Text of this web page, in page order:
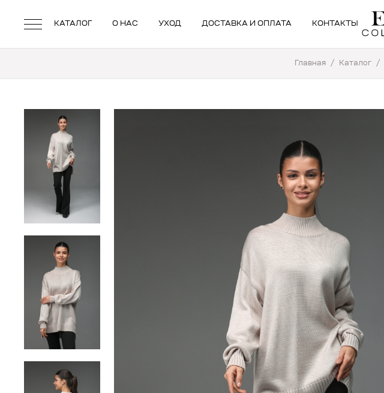
КАТАЛОГ О НАС УХОД ДОСТАВКА И ОПЛАТА КОНТАКТЫ
Главная / Каталог /